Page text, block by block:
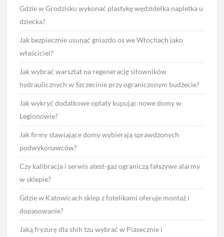
Gdzie w Grodzisku wykonać plastykę wędzidełka napletka u
dziecka?
Jak bezpiecznie usunąć gniazdo os we Włochach jako
właściciel?
Jak wybrać warsztat na regenerację siłowników
hydraulicznych w Szczecinie przy ograniczonym budżecie?
Jak wykryć dodatkowe opłaty kupując nowe domy w
Legionowie?
Jak firmy stawiające domy wybierają sprawdzonych
podwykonawców?
Czy kalibracja i serwis atest-gaz ograniczą fałszywe alarmy
w sklepie?
Gdzie w Katowicach sklep z fotelikami oferuje montaż i
dopasowanie?
Jaką fryzurę dla shih tzu wybrać w Piasecznie i